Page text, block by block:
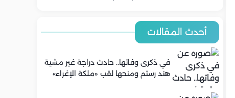
أحدث المقالات
في ذكرى وفاتها.. حادث دراجة غير مشية
هند رستم ومنحها لقب «ملكة الإغراء»